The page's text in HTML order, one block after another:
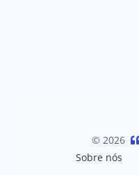
© 2026
Sobre nós